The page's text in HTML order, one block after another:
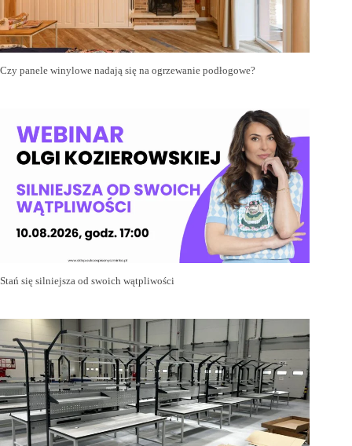
Czy panele winylowe nadają się na ogrzewanie podłogowe?
Stań się silniejsza od swoich wątpliwości